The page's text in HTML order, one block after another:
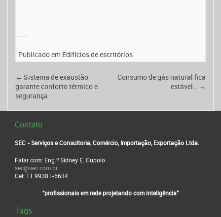
Publicado em Edifícios de escritórios
← Sistema de exaustão
garante conforto térmico e
segurança
Consumo de gás natural fica
estável… →
Contato
SEC - Serviços e Consultoria, Comércio, Importação, Exportação Ltda.
Falar com: Eng.º Sidney E. Cupolo
sec@sec.com.br
Cel: 11 99381-6634
"profissionais em rede projetando com inteligência"
Tags